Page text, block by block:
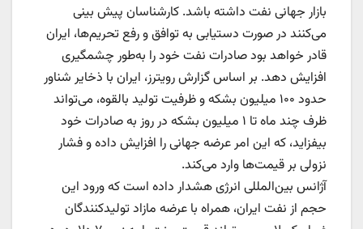
بازار جهانی نفت داشته باشد. کارشناسان پیش بینی
می‌کنند در صورت دستیابی به توافق و رفع تحریم‌ها، ایران
قادر خواهد بود صادرات نفت خود را به‌طور چشمگیری
افزایش دهد. بر اساس گزارش رویترز، ایران با ذخایر شناور
حدود ۱۰۰ میلیون بشکه و ظرفیت تولید بالقوه، می‌تواند
ظرف چند ماه تا ۱ میلیون بشکه در روز به صادرات خود
بیفزاید، که این امر عرضه جهانی را افزایش داده و فشار
نزولی بر قیمت‌ها وارد می‌کند.
آژانس بین‌المللی انرژی هشدار داده است که ورود این
حجم از نفت ایران، همراه با عرضه مازاد تولیدکنندگان